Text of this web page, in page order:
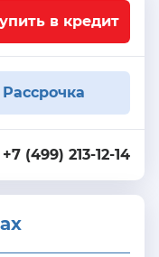
в кредит
Рассрочка
+7 (499) 213-12-14